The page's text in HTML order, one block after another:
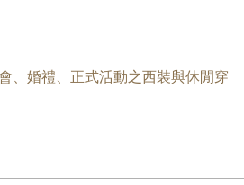
、婚禮、正式活動之西裝與休閒穿